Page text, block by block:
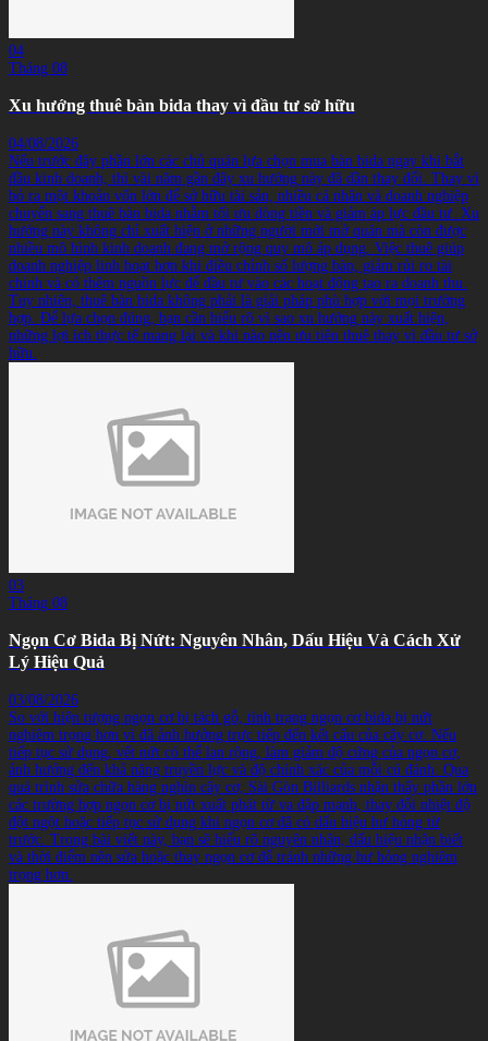
04
Tháng 08
Xu hướng thuê bàn bida thay vì đầu tư sở hữu
04/08/2026
Nếu trước đây phần lớn các chủ quán lựa chọn mua bàn bida ngay khi bắt
đầu kinh doanh, thì vài năm gần đây xu hướng này đã dần thay đổi. Thay vì
bỏ ra một khoản vốn lớn để sở hữu tài sản, nhiều cá nhân và doanh nghiệp
chuyển sang thuê bàn bida nhằm tối ưu dòng tiền và giảm áp lực đầu tư. Xu
hướng này không chỉ xuất hiện ở những người mới mở quán mà còn được
nhiều mô hình kinh doanh đang mở rộng quy mô áp dụng. Việc thuê giúp
doanh nghiệp linh hoạt hơn khi điều chỉnh số lượng bàn, giảm rủi ro tài
chính và có thêm nguồn lực để đầu tư vào các hoạt động tạo ra doanh thu.
Tuy nhiên, thuê bàn bida không phải là giải pháp phù hợp với mọi trường
hợp. Để lựa chọn đúng, bạn cần hiểu rõ vì sao xu hướng này xuất hiện,
những lợi ích thực tế mang lại và khi nào nên ưu tiên thuê thay vì đầu tư sở
hữu.
03
Tháng 08
Ngọn Cơ Bida Bị Nứt: Nguyên Nhân, Dấu Hiệu Và Cách Xử
Lý Hiệu Quả
03/08/2026
So với hiện tượng ngọn cơ bị tách gỗ, tình trạng ngọn cơ bida bị nứt
nghiêm trọng hơn vì đã ảnh hưởng trực tiếp đến kết cấu của cây cơ. Nếu
tiếp tục sử dụng, vết nứt có thể lan rộng, làm giảm độ cứng của ngọn cơ,
ảnh hưởng đến khả năng truyền lực và độ chính xác của mỗi cú đánh. Qua
quá trình sửa chữa hàng nghìn cây cơ, Sài Gòn Billiards nhận thấy phần lớn
các trường hợp ngọn cơ bị nứt xuất phát từ va đập mạnh, thay đổi nhiệt độ
đột ngột hoặc tiếp tục sử dụng khi ngọn cơ đã có dấu hiệu hư hỏng từ
trước. Trong bài viết này, bạn sẽ hiểu rõ nguyên nhân, dấu hiệu nhận biết
và thời điểm nên sửa hoặc thay ngọn cơ để tránh những hư hỏng nghiêm
trọng hơn.